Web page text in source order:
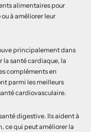
alimentaires pour
à améliorer leur
principalement dans
la santé cardiaque, la
compléments en
parmi les meilleurs
cardiovasculaire.
digestive. Ils aident à
ce qui peut améliorer la